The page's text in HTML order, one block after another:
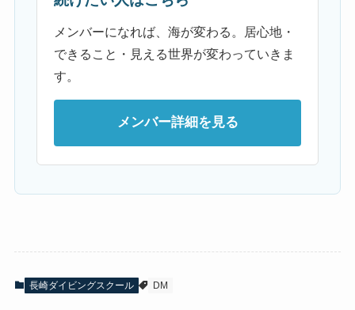
メンバーになれば、海が変わる。居心地・
できること・見える世界が変わっていきま
す。
メンバー詳細を見る
長崎ダイビングスクール DM